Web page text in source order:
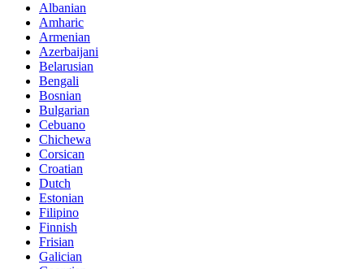
Albanian
Amharic
Armenian
Azerbaijani
Belarusian
Bengali
Bosnian
Bulgarian
Cebuano
Chichewa
Corsican
Croatian
Dutch
Estonian
Filipino
Finnish
Frisian
Galician